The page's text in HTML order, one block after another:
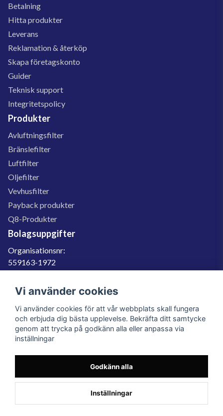
Betalning
Hitta produkter
Leverans
Reklamation & återköp
Skapa företagskonto
Guider
Teknisk support
Integritetspolicy
Produkter
Avluftningsfilter
Bränslefilter
Luftfilter
Oljefilter
Vevhusfilter
Payback produkter
Q8-Produkter
Bolagsuppgifter
Organisationsnr:
559163-1972
SE559163197201
060-566 800
info@filter.se
559163-1972
© 2023 Filter.se, All rights reserved.
Vi använder cookies
Vi använder cookies för att vår webbplats skall fungera
och erbjuda dig bästa upplevelse. Bekräfta ditt samtycke
genom att trycka på godkänn alla eller anpassa via
inställningar
Godkänn alla
Inställningar